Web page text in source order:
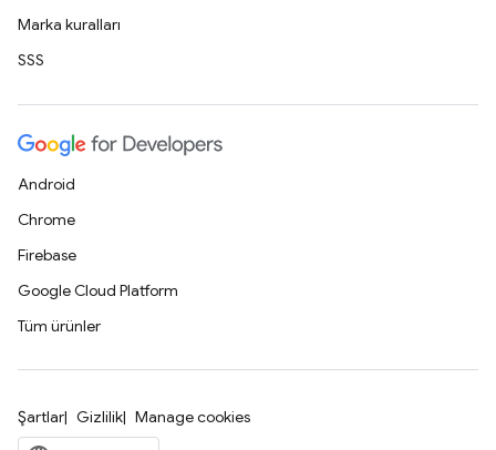
Marka kuralları
SSS
Android
Chrome
Firebase
Google Cloud Platform
Tüm ürünler
Şartlar Gizlilik Manage cookies